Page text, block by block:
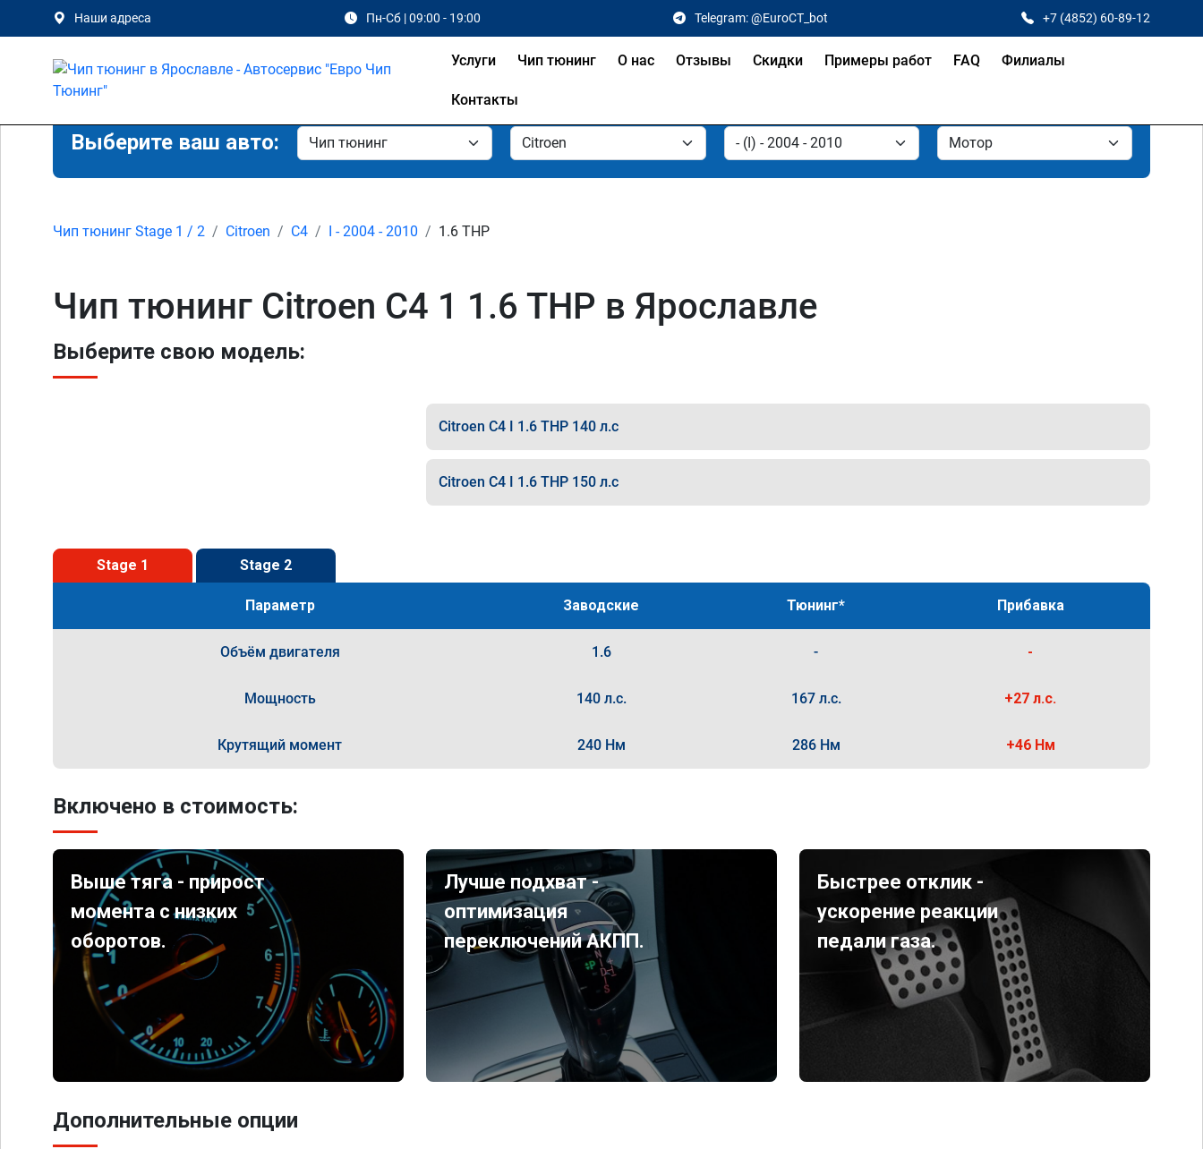
Наши адреса Пн-Сб | 09:00 - 19:00 Telegram: @EuroCT_bot +7 (4852) 60-89-12
Услуги Чип тюнинг О нас Отзывы Скидки Примеры работ FAQ Филиалы
Контакты
Выберите ваш авто:
Чип тюнинг Stage 1 / 2 Citroen C4 I - 2004 - 2010 1.6 THP
Чип тюнинг Citroen C4 1 1.6 THP в Ярославле
Выберите свою модель:
Citroen C4 I 1.6 THP 140 л.с
Citroen C4 I 1.6 THP 150 л.с
Stage 1 Stage 2
Параметр Заводские Тюнинг* Прибавка
Объём двигателя 1.6 - -
Мощность 140 л.с. 167 л.с. +27 л.с.
Крутящий момент 240 Нм 286 Нм +46 Нм
Включено в стоимость:
Выше тяга - прирост
момента с низких
оборотов.
Лучше подхват -
оптимизация
переключений АКПП.
Быстрее отклик -
ускорение реакции
педали газа.
Дополнительные опции